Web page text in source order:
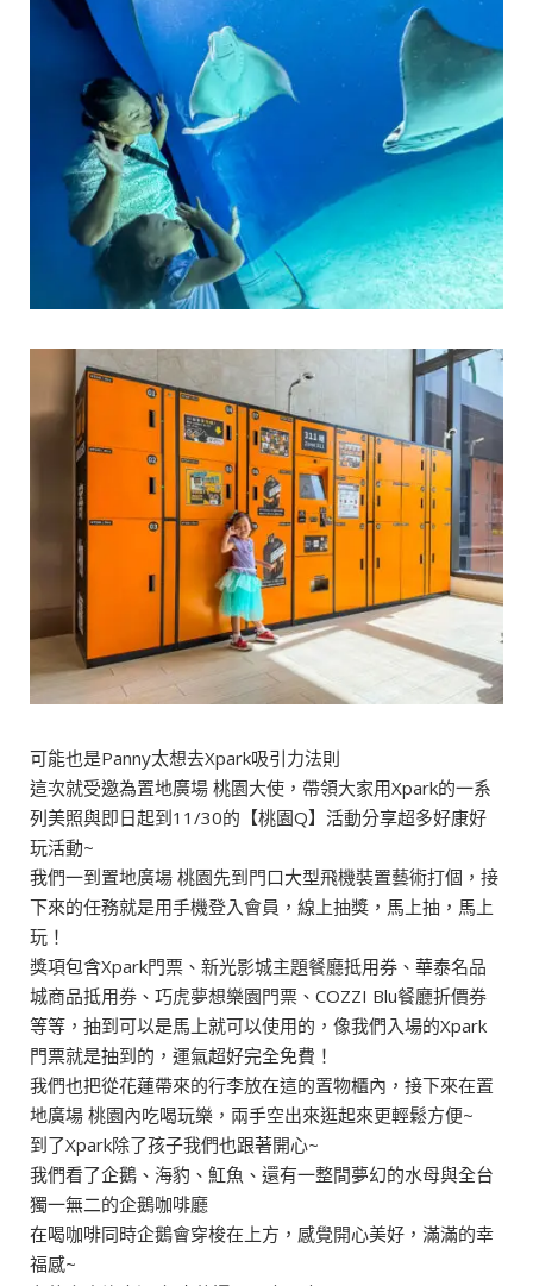
可能也是Panny太想去Xpark吸引力法則
這次就受邀為置地廣場 桃園大使，帶領大家用Xpark的一系
列美照與即日起到11/30的【桃園Q】活動分享超多好康好
玩活動~
我們一到置地廣場 桃園先到門口大型飛機裝置藝術打個，接
下來的任務就是用手機登入會員，線上抽獎，馬上抽，馬上
玩！
獎項包含Xpark門票、新光影城主題餐廳抵用券、華泰名品
城商品抵用券、巧虎夢想樂園門票、COZZI Blu餐廳折價券
等等，抽到可以是馬上就可以使用的，像我們入場的Xpark
門票就是抽到的，運氣超好完全免費！
我們也把從花蓮帶來的行李放在這的置物櫃內，接下來在置
地廣場 桃園內吃喝玩樂，兩手空出來逛起來更輕鬆方便~
到了Xpark除了孩子我們也跟著開心~
我們看了企鵝、海豹、魟魚、還有一整間夢幻的水母與全台
獨一無二的企鵝咖啡廳
在喝咖啡同時企鵝會穿梭在上方，感覺開心美好，滿滿的幸
福感~